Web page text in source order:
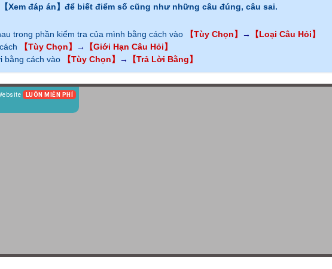
Xem đáp án】để biết điểm số cũng như những câu đúng, câu sai.
trong phần kiểm tra của mình bằng cách vào 【Tùy Chọn】 →
【Loại Câu Hỏi】
【Tùy Chọn】 →
【Giới Hạn Câu Hỏi】
bằng cách vào 【Tùy Chọn】 → 【Trả Lời Bằng】
LUÔN MIỄN PHÍ